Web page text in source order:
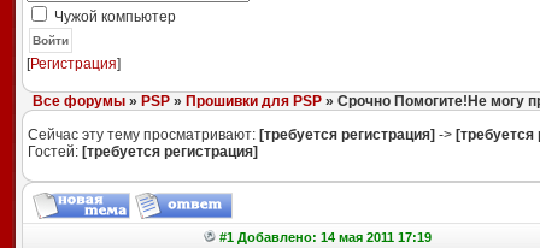
Чужой компьютер
Войти
[Регистрация]
Все форумы» PSP» Прошивки для PSP» Срочно Помогите!Не могу
Сейчас эту тему просматривают: [требуется регистрация] -> [требуется
Гостей: [требуется регистрация]
#1 Добавлено: 14 мая 2011 17:19